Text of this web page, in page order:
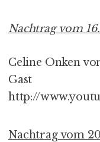
Nachtrag vom
Celine Onken
Gast
http://
Nachtrag vom